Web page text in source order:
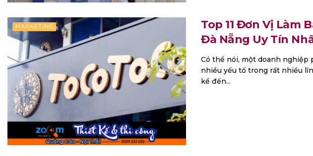
MARKETING
Top 11 Đơn Vị Làm
Đà Nẵng Uy Tín
Có thể nói, một doanh nghiệp
nhiều yếu tố trong rất nhiều
kể đến...